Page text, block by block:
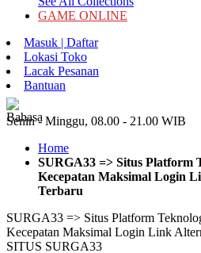
GAME ONLINE
Masuk | Daftar
Lokasi Toko
Lacak Pesanan
Bantuan
Senin - Minggu, 08.00 - 21.00 WIB
Home
SURGA33 => Situs Platform
Kecepatan Maksimal Login
Terbaru
SURGA33 => Situs Platform
Kecepatan Maksimal Login Link
SITUS SURGA33